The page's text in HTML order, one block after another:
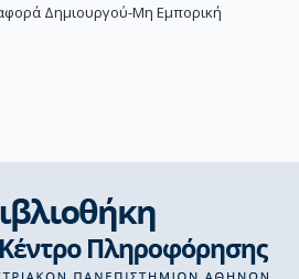
Δημιουργού-Μη Εμπορική